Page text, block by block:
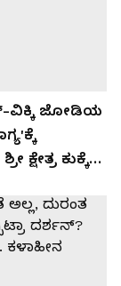
ವಿಕ್ಕಿ ಜೋಡಿಯ
ಕ್ಷೇತ್ರ ಕುಕ್ಕೆ